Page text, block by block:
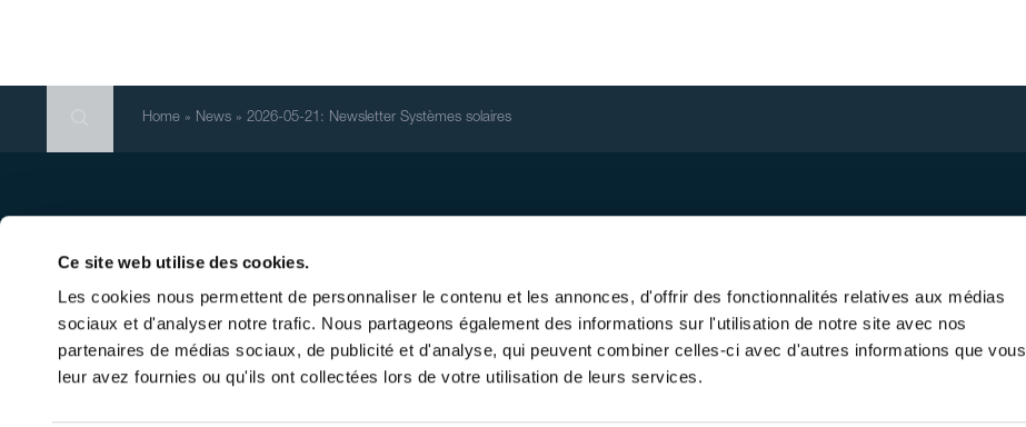
Ce site web utilise des cookies.
Les cookies nous permettent de personnaliser le contenu et les annonces, d'offrir des fonctionnalités relatives aux médias
sociaux et d'analyser notre trafic. Nous partageons également des informations sur l'utilisation de notre site avec nos
partenaires de médias sociaux, de publicité et d'analyse, qui peuvent combiner celles-ci avec d'autres informations que vous
leur avez fournies ou qu'ils ont collectées lors de votre utilisation de leurs services.
SearchHome » News » 2026-05-21: Newsletter Systèmes solaires
Ernst Schweizer AG
Bahnhofplatz 11
8908 Hedingen/Suisse
Tél.+41 44 763 61 11
Système PV intégré au toit Solrif
Solaire thermique
Contact +sites